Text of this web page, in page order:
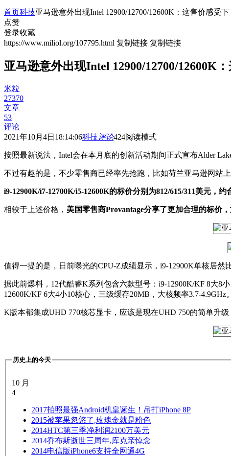
首页科技亚马逊意外出现Intel 12900/12700/12600K：这售价感受下
点赞
登录收藏
https://www.miliol.org/107795.html 复制链接 复制链接
亚马逊意外出现Intel 12900/12700/12600K
米粒
27370
文章
53
评论
2021年10月4日18:14:06科技评论424阅读模式
按照最新说法，Intel会在本月底的创新活动期间正式宣布Alder
不过有趣的是，不少零售商已经率先抢跑，比如荷兰亚马逊网站
i9-12900K/i7-12700K/i5-12600K的标价分别为812/615/311美元，约
相较于上述价格， 美国零售商Provantage分享了更加合理的标价
值得一提的是，日前曝光的CPU-Z成绩显示，i9-12900K单核居然
据此前爆料，12代酷睿K系列包含六款型号：i9-12900K/KF 8大8
12600K/KF 6大4小10核心，三级缓存20MB，大核频率3.7-4.9GHz。
K版本都集成UHD 770核芯显卡，应该是现在UHD 750的简单升级
历史上的今天
10 月
4
2017拍照最强Android机皇诞生！吊打iPhone 8P
2015被苹果忽悠了,玫瑰金就是粉色
2014HTC第三季净利润2100万美元
2014乔布斯逝世三周年,库克亲悼念
2014电信版iPhone6支持全网通4G